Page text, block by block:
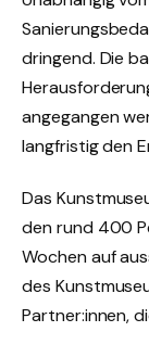
dringend. Die
angegangen
langfristig den
Das
den rund 400
Wochen auf
des
Partner:innen,